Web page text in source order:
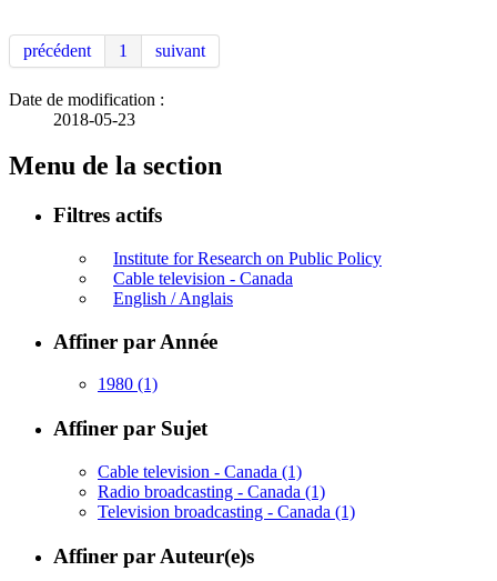
précédent 1 suivant
Date de modification :
2018-05-23
Menu de la section
Filtres actifs
Institute for Research on Public Policy
Cable television - Canada
English / Anglais
Affiner par Année
1980 (1)
Affiner par Sujet
Cable television - Canada (1)
Radio broadcasting - Canada (1)
Television broadcasting - Canada (1)
Affiner par Auteur(e)s